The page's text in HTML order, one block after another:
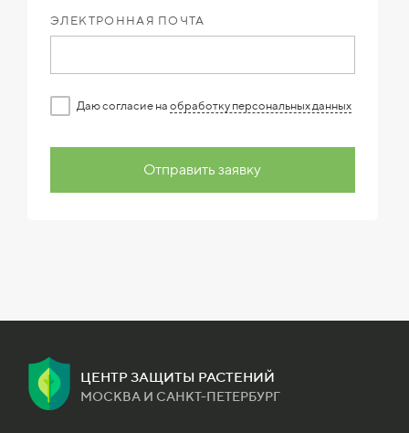
ЭЛЕКТРОННАЯ ПОЧТА
Даю согласие на обработку персональных данных
Отправить заявку
ЦЕНТР ЗАЩИТЫ РАСТЕНИЙ
МОСКВА И САНКТ-ПЕТЕРБУРГ